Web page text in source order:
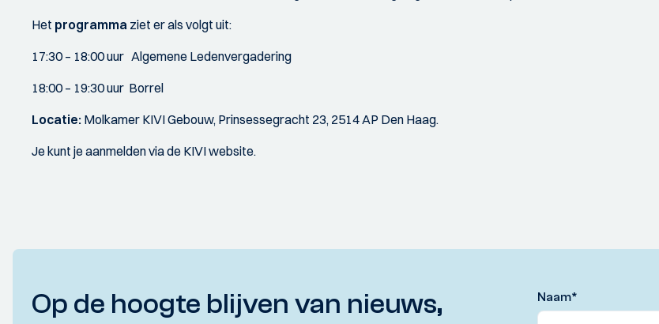
Het programma ziet er als volgt uit:
17:30 – 18:00 uur Algemene Ledenvergadering
18:00 – 19:30 uur Borrel
Locatie: Molkamer KIVI Gebouw, Prinsessegracht 23, 2514 AP Den Haag.
Je kunt je aanmelden via de KIVI website.
Op de hoogte blijven van nieuws,
Naam*